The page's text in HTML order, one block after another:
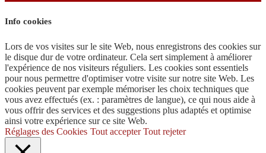
Info cookies
Lors de vos visites sur le site Web, nous enregistrons des cookies sur
le disque dur de votre ordinateur. Cela sert simplement à améliorer
l'expérience de nos visiteurs réguliers. Les cookies sont essentiels
pour nous permettre d'optimiser votre visite sur notre site Web. Les
cookies peuvent par exemple mémoriser les choix techniques que
vous avez effectués (ex. : paramètres de langue), ce qui nous aide à
vous offrir des services et des suggestions plus adaptés et optimise
ainsi votre expérience sur ce site Web.
Réglages des Cookies Tout accepter Tout rejeter